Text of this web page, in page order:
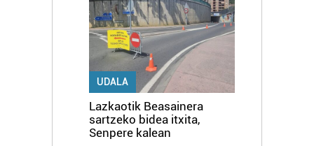
UDALA
Lazkaotik Beasainera
sartzeko bidea itxita,
Senpere kalean